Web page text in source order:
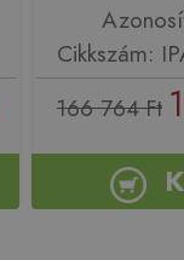
Cikkszám:
166 764 Ft